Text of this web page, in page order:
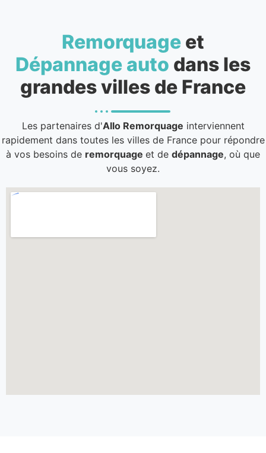
Remorquage et
Dépannage auto dans les
grandes villes de France
Les partenaires d'Allo Remorquage interviennent
rapidement dans toutes les villes de France pour répondre
à vos besoins de remorquage et de dépannage, où que
vous soyez.